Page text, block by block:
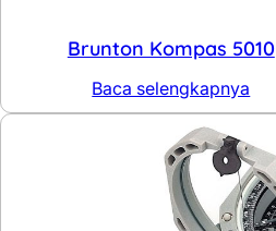
Brunton Kompas 5010
Baca selengkapnya